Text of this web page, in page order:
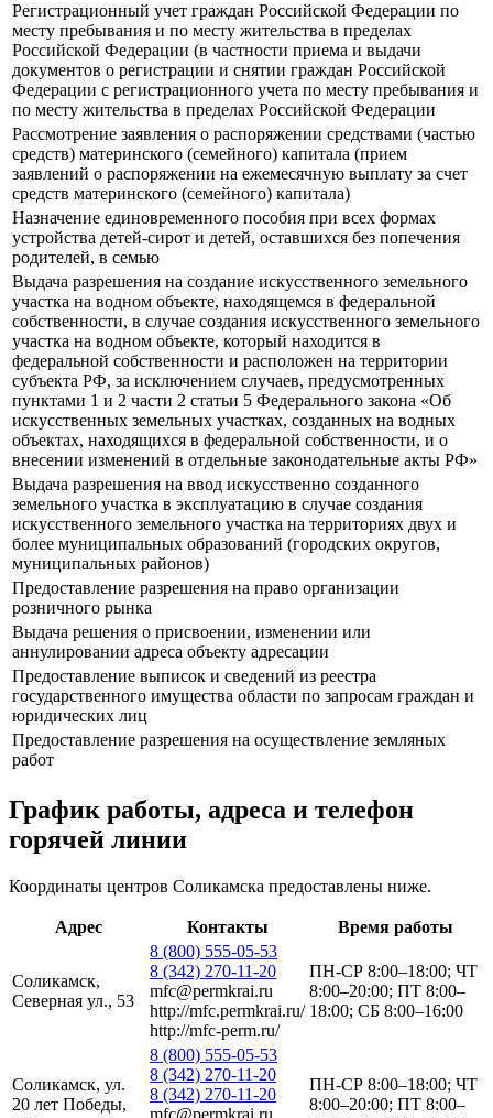
Регистрационный учет граждан Российской Федерации по
месту пребывания и по месту жительства в пределах
Российской Федерации (в частности приема и выдачи
документов о регистрации и снятии граждан Российской
Федерации с регистрационного учета по месту пребывания и
по месту жительства в пределах Российской Федерации
Рассмотрение заявления о распоряжении средствами (частью
средств) материнского (семейного) капитала (прием
заявлений о распоряжении на ежемесячную выплату за счет
средств материнского (семейного) капитала)
Назначение единовременного пособия при всех формах
устройства детей-сирот и детей, оставшихся без попечения
родителей, в семью
Выдача разрешения на создание искусственного земельного
участка на водном объекте, находящемся в федеральной
собственности, в случае создания искусственного земельного
участка на водном объекте, который находится в
федеральной собственности и расположен на территории
субъекта РФ, за исключением случаев, предусмотренных
пунктами 1 и 2 части 2 статьи 5 Федерального закона «Об
искусственных земельных участках, созданных на водных
объектах, находящихся в федеральной собственности, и о
внесении изменений в отдельные законодательные акты РФ»
Выдача разрешения на ввод искусственно созданного
земельного участка в эксплуатацию в случае создания
искусственного земельного участка на территориях двух и
более муниципальных образований (городских округов,
муниципальных районов)
Предоставление разрешения на право организации
розничного рынка
Выдача решения о присвоении, изменении или
аннулировании адреса объекту адресации
Предоставление выписок и сведений из реестра
государственного имущества области по запросам граждан и
юридических лиц
Предоставление разрешения на осуществление земляных
работ
График работы, адреса и телефон
горячей линии
Координаты центров Соликамска предоставлены ниже.
Адрес Контакты Время работы
Соликамск,
Северная ул., 53
8 (800) 555-05-53
8 (342) 270-11-20
mfc@permkrai.ru
http://mfc.permkrai.ru/
http://mfc-perm.ru/
ПН-СР 8:00–18:00; ЧТ
8:00–20:00; ПТ 8:00–
18:00; СБ 8:00–16:00
Соликамск, ул.
20 лет Победы,
8 (800) 555-05-53
8 (342) 270-11-20
8 (342) 270-11-20
ПН-СР 8:00–18:00; ЧТ
8:00–20:00; ПТ 8:00–